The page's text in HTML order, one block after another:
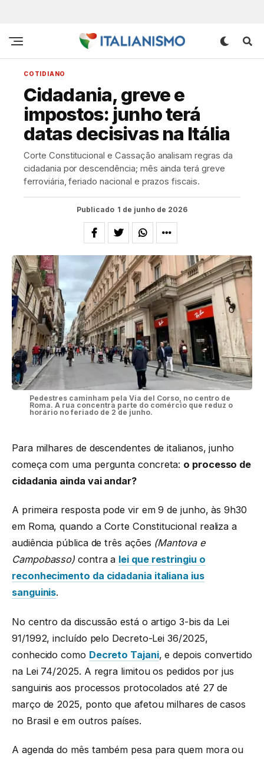
COTIDIANO
Cidadania, greve e
impostos: junho terá
datas decisivas na Itália
Corte Constitucional e Cassação analisam regras da
cidadania por descendência; mês ainda terá greve
ferroviária, feriado nacional e prazos fiscais.
Publicado 1 de junho de 2026
Pedestres caminham pela Via del Corso, no centro de
Roma. A rua concentra parte do comércio que reduz o
horário no feriado de 2 de junho.
Para milhares de descendentes de italianos, junho
começa com uma pergunta concreta: o processo de
cidadania ainda vai andar?
A primeira resposta pode vir em 9 de junho, às 9h30
em Roma, quando a Corte Constitucional realiza a
audiência pública de três ações (Mantova e
Campobasso)contra a lei que restringiu o
reconhecimento da cidadania italiana ius
sanguinis.
No centro da discussão está o artigo 3-bis da Lei
91/1992, incluído pelo Decreto-Lei 36/2025,
conhecido como Decreto Tajani, e depois convertido
na Lei 74/2025. A regra limitou os pedidos por jus
sanguinis aos processos protocolados até 27 de
março de 2025, ponto que afetou milhares de casos
no Brasil e em outros países.
A agenda do mês também pesa para quem mora ou